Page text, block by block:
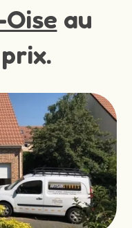
au